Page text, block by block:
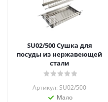
SU02/500 Сушка для
посуды из нержавеющей
стали
Артикул: SU02/500
Мало